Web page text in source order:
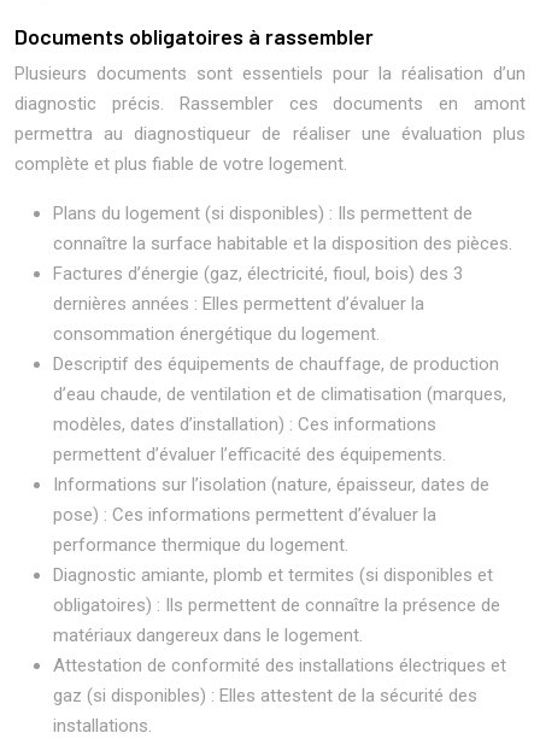
Documents obligatoires à rassembler
Plusieurs documents sont essentiels pour la réalisation d’un
diagnostic précis. Rassembler ces documents en amont
permettra au diagnostiqueur de réaliser une évaluation plus
complète et plus fiable de votre logement.
Plans du logement (si disponibles) : Ils permettent de
connaître la surface habitable et la disposition des pièces.
Factures d’énergie (gaz, électricité, fioul, bois) des 3
dernières années : Elles permettent d’évaluer la
consommation énergétique du logement.
Descriptif des équipements de chauffage, de production
d’eau chaude, de ventilation et de climatisation (marques,
modèles, dates d’installation) : Ces informations
permettent d’évaluer l’efficacité des équipements.
Informations sur l’isolation (nature, épaisseur, dates de
pose) : Ces informations permettent d’évaluer la
performance thermique du logement.
Diagnostic amiante, plomb et termites (si disponibles et
obligatoires) : Ils permettent de connaître la présence de
matériaux dangereux dans le logement.
Attestation de conformité des installations électriques et
gaz (si disponibles) : Elles attestent de la sécurité des
installations.